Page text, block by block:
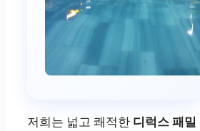
저희는 넓고 쾌적한 디럭스 패밀